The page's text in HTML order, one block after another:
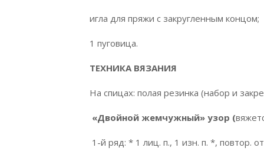
игла для пряжи с закругленным концом;
1 пуговица.
ТЕХНИКА ВЯЗАНИЯ
На спицах: полая резинка (набор и
«Двойной жемчужный» узор (
1-й ряд: * 1 лиц. п., 1 изн. п. *, повтор.